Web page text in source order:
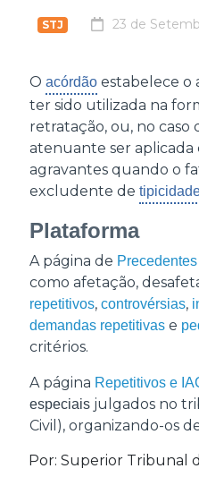
STJ 23 de
O acórdão estabelece o
ter sido utilizada na
retratação, ou, no caso
atenuante ser
agravantes quando o
excludente de
Plataforma
A página de
como afetação,
repetitivos, controvérsias,
demandas repetitivas e
critérios.
A página Repetitivos e
especiais julgados no
Civil), organizando-os
Por: Superior Tribunal